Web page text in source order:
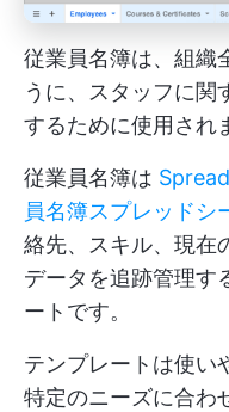
従業員名簿は、組織
うに、スタッフに関
するために使用され
従業員名簿は
員名簿スプレッドシ
絡先、スキル、現在
データを追跡管理す
ートです。
テンプレートは使い
特定のニーズに合わ